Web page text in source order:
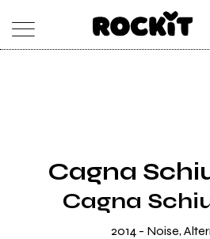
SHOP
RADIO
Cagna
Cagna
2014 - Noise,